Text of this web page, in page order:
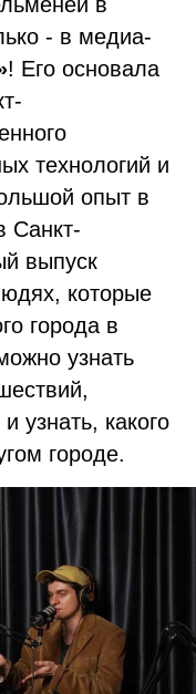
- в медиа-
! Его основала
технологий и
опыт в
Санкт-
выпуск
которые
города в
узнать
узнать, какого
городе.